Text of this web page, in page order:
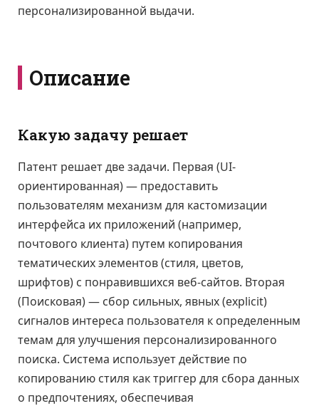
персонализированной выдачи.
Описание
Какую задачу решает
Патент решает две задачи. Первая (UI-
ориентированная) — предоставить
пользователям механизм для кастомизации
интерфейса их приложений (например,
почтового клиента) путем копирования
тематических элементов (стиля, цветов,
шрифтов) с понравившихся веб-сайтов. Вторая
(Поисковая) — сбор сильных, явных (explicit)
сигналов интереса пользователя к определенным
темам для улучшения персонализированного
поиска. Система использует действие по
копированию стиля как триггер для сбора данных
о предпочтениях, обеспечивая